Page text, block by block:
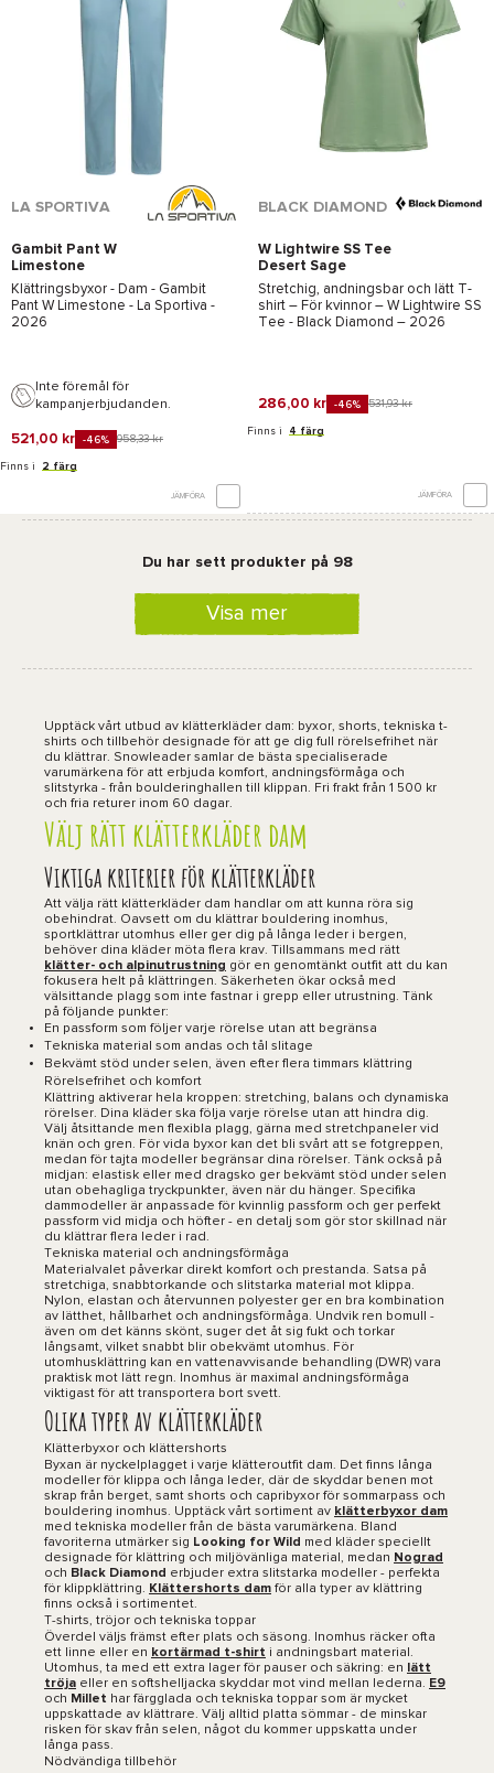
LA SPORTIVA
Gambit Pant W
Limestone
Klättringsbyxor - Dam - Gambit
Pant W Limestone - La Sportiva -
2026
Inte föremål för
kampanjerbjudanden.
521,00 kr -46% 958,33 kr
Finns i 2 färg
JÄMFÖRA
BLACK DIAMOND
W Lightwire SS Tee
Desert Sage
Stretchig, andningsbar och lätt T-
shirt – För kvinnor – W Lightwire SS
Tee - Black Diamond – 2026
286,00 kr -46% 531,93 kr
Finns i 4 färg
JÄMFÖRA
Du har sett produkter på 98
Visa mer
Upptäck vårt utbud av klätterkläder dam: byxor, shorts, tekniska t-
shirts och tillbehör designade för att ge dig full rörelsefrihet när
du klättrar. Snowleader samlar de bästa specialiserade
varumärkena för att erbjuda komfort, andningsförmåga och
slitstyrka - från boulderinghallen till klippan. Fri frakt från 1 500 kr
och fria returer inom 60 dagar.
Välj rätt klätterkläder dam
Viktiga kriterier för klätterkläder
Att välja rätt klätterkläder dam handlar om att kunna röra sig
obehindrat. Oavsett om du klättrar bouldering inomhus,
sportklättrar utomhus eller ger dig på långa leder i bergen,
behöver dina kläder möta flera krav. Tillsammans med rätt
klätter- och alpinutrustning gör en genomtänkt outfit att du kan
fokusera helt på klättringen. Säkerheten ökar också med
välsittande plagg som inte fastnar i grepp eller utrustning. Tänk
på följande punkter:
En passform som följer varje rörelse utan att begränsa
Tekniska material som andas och tål slitage
Bekvämt stöd under selen, även efter flera timmars klättring
Rörelsefrihet och komfort
Klättring aktiverar hela kroppen: stretching, balans och dynamiska
rörelser. Dina kläder ska följa varje rörelse utan att hindra dig.
Välj åtsittande men flexibla plagg, gärna med stretchpaneler vid
knän och gren. För vida byxor kan det bli svårt att se fotgreppen,
medan för tajta modeller begränsar dina rörelser. Tänk också på
midjan: elastisk eller med dragsko ger bekvämt stöd under selen
utan obehagliga tryckpunkter, även när du hänger. Specifika
dammodeller är anpassade för kvinnlig passform och ger perfekt
passform vid midja och höfter - en detalj som gör stor skillnad när
du klättrar flera leder i rad.
Tekniska material och andningsförmåga
Materialvalet påverkar direkt komfort och prestanda. Satsa på
stretchiga, snabbtorkande och slitstarka material mot klippa.
Nylon, elastan och återvunnen polyester ger en bra kombination
av lätthet, hållbarhet och andningsförmåga. Undvik ren bomull -
även om det känns skönt, suger det åt sig fukt och torkar
långsamt, vilket snabbt blir obekvämt utomhus. För
utomhusklättring kan en vattenavvisande behandling (DWR) vara
praktisk mot lätt regn. Inomhus är maximal andningsförmåga
viktigast för att transportera bort svett.
Olika typer av klätterkläder
Klätterbyxor och klättershorts
Byxan är nyckelplagget i varje klätteroutfit dam. Det finns långa
modeller för klippa och långa leder, där de skyddar benen mot
skrap från berget, samt shorts och capribyxor för sommarpass och
bouldering inomhus. Upptäck vårt sortiment av klätterbyxor dam
med tekniska modeller från de bästa varumärkena. Bland
favoriterna utmärker sig Looking for Wild med kläder speciellt
designade för klättring och miljövänliga material, medan Nograd
och Black Diamond erbjuder extra slitstarka modeller - perfekta
för klippklättring. Klättershorts dam för alla typer av klättring
finns också i sortimentet.
T-shirts, tröjor och tekniska toppar
Överdel väljs främst efter plats och säsong. Inomhus räcker ofta
ett linne eller en kortärmad t-shirt i andningsbart material.
Utomhus, ta med ett extra lager för pauser och säkring: en
lätt
tröja eller en softshelljacka skyddar mot vind mellan lederna. E9
och Millet har färgglada och tekniska toppar som är mycket
uppskattade av klättrare. Välj alltid platta sömmar - de minskar
risken för skav från selen, något du kommer uppskatta under
långa pass.
Nödvändiga tillbehör